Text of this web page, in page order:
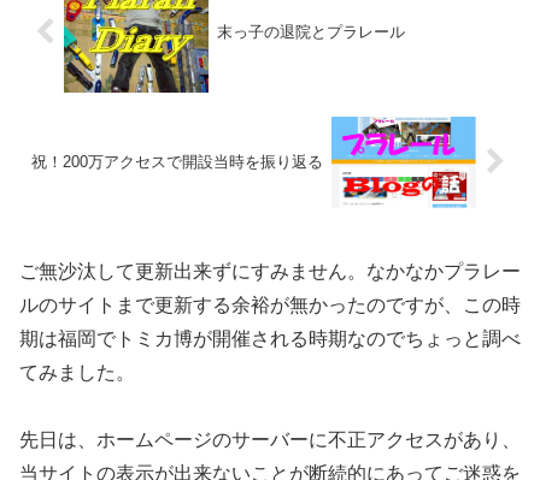
末っ子の退院とプラレール
祝！200万アクセスで開設当時を振り返る
ご無沙汰して更新出来ずにすみません。なかなかプラレー
ルのサイトまで更新する余裕が無かったのですが、この時
期は福岡でトミカ博が開催される時期なのでちょっと調べ
てみました。
先日は、ホームページのサーバーに不正アクセスがあり、
当サイトの表示が出来ないことが断続的にあってご迷惑を